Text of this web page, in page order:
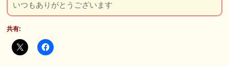
いつもありがとうございます
共有: